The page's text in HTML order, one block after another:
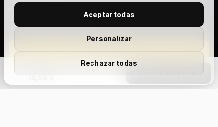
Rechazar todas
Personalizar
Aceptar todas
Baraja de Cartas: Black Flower by Jack Nobile
19,58 €
AÑADIR A LA CESTA
Novedades, lanzamientos y ofertas exclusivas. Sin spam.
comerciales.